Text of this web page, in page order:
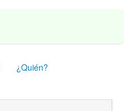
¿Quién?